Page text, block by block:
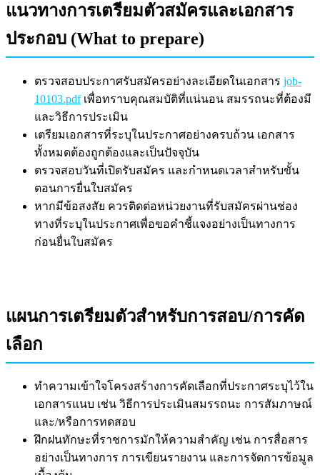
แนวทางการเตรียมตัวสมัครและเอกสาร
ประกอบ (What to prepare)
ตรวจสอบประกาศรับสมัครอย่างละเอียดในเอกสาร job-
10103.pdfเพื่อทราบคุณสมบัติที่แน่นอน สมรรถนะที่ต้องมี
และวิธีการประเมิน
เตรียมเอกสารที่ระบุในประกาศอย่างครบถ้วน เอกสาร
ทั้งหมดต้องถูกต้องและเป็นปัจจุบัน
ตรวจสอบวันที่เปิดรับสมัคร และกำหนดเวลาสำหรับขั้น
ตอนการยื่นใบสมัคร
หากมีข้อสงสัย ควรติดต่อหน่วยงานที่รับสมัครผ่านช่อง
ทางที่ระบุในประกาศเพื่อขอคำชี้แจงอย่างเป็นทางการ
ก่อนยื่นใบสมัคร
แผนการเตรียมตัวสำหรับการสอบ/การคัด
เลือก
ทำความเข้าใจโครงสร้างการคัดเลือกที่ประกาศระบุไว้ใน
เอกสารแนบ เช่น วิธีการประเมินสมรรถนะ การสัมภาษณ์
และ/หรือการทดสอบ
ฝึกฝนทักษะที่ราชการมักให้ความสำคัญ เช่น การสื่อสาร
อย่างเป็นทางการ การเขียนรายงาน และการจัดการข้อมูล